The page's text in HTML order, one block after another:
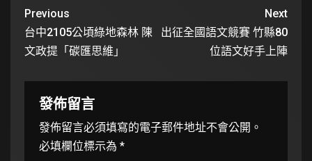
Previous
台中2105公頃綠地森林 陳
文政提「碳匯思維」
Next
出征全國語文競賽 竹縣80
位語文好手上陣
發佈留言
發佈留言必須填寫的電子郵件地址不會公開。
必填欄位標示為 *